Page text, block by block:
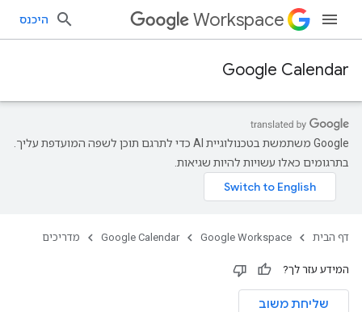
Workspace היכנס
Google Calendar
‫Google משתמשת בטכנולוגיית AI כדי לתרגם תוכן לשפה המועדפת עליך.
בתרגומים כאלו עשויות להיות שגיאות.
דף הבית Google Workspace
Google Calendar מדריכים
המידע עזר לך?
שליחת משוב